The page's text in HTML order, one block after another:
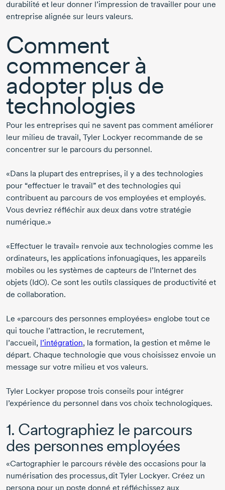
durabilité et leur donner l’impression de travailler pour une
entreprise alignée sur leurs valeurs.
Comment
commencer à
adopter plus de
technologies
Pour les entreprises qui ne savent pas comment améliorer
leur milieu de travail, Tyler Lockyer recommande de se
concentrer sur le parcours du personnel.
«Dans la plupart des entreprises, il y a des technologies
pour “effectuer le travail” et des technologies qui
contribuent au parcours de vos employées et employés.
Vous devriez réfléchir aux deux dans votre stratégie
numérique.»
«Effectuer le travail» renvoie aux technologies comme les
ordinateurs, les applications infonuagiques, les appareils
mobiles ou les systèmes de capteurs de l’Internet des
objets (IdO). Ce sont les outils classiques de productivité et
de collaboration.
Le «parcours des personnes employées» englobe tout ce
qui touche l’attraction, le recrutement,
l’accueil, l’intégration, la formation, la gestion et même le
départ. Chaque technologie que vous choisissez envoie un
message sur votre milieu et vos valeurs.
Tyler Lockyer propose trois conseils pour intégrer
l’expérience du personnel dans vos choix technologiques.
1. Cartographiez le parcours
des personnes employées
«Cartographier le parcours révèle des occasions pour la
numérisation des processus, dit Tyler Lockyer. Créez un
persona pour un poste donné et réfléchissez aux